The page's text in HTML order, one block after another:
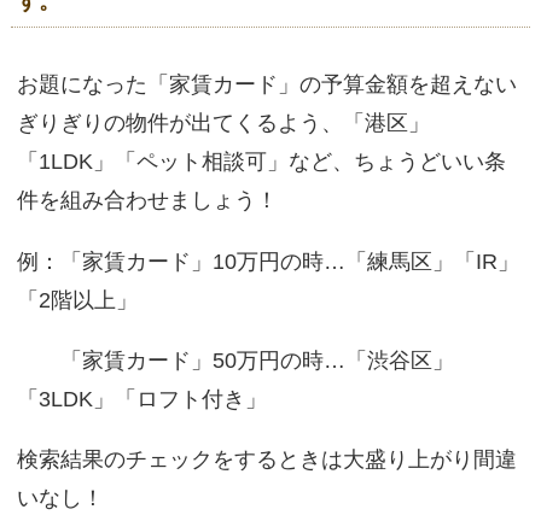
お題になった「家賃カード」の予算金額を超えない
ぎりぎりの物件が出てくるよう、「港区」
「1LDK」「ペット相談可」など、ちょうどいい条
件を組み合わせましょう！
例：「家賃カード」10万円の時…「練馬区」「IR」
「2階以上」
「家賃カード」50万円の時…「渋谷区」
「3LDK」「ロフト付き」
検索結果のチェックをするときは大盛り上がり間違
いなし！